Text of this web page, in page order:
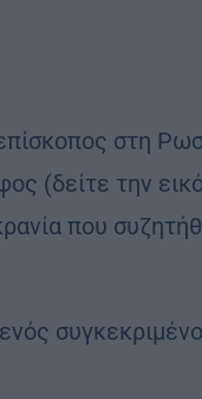
στη
(δείτε την
που